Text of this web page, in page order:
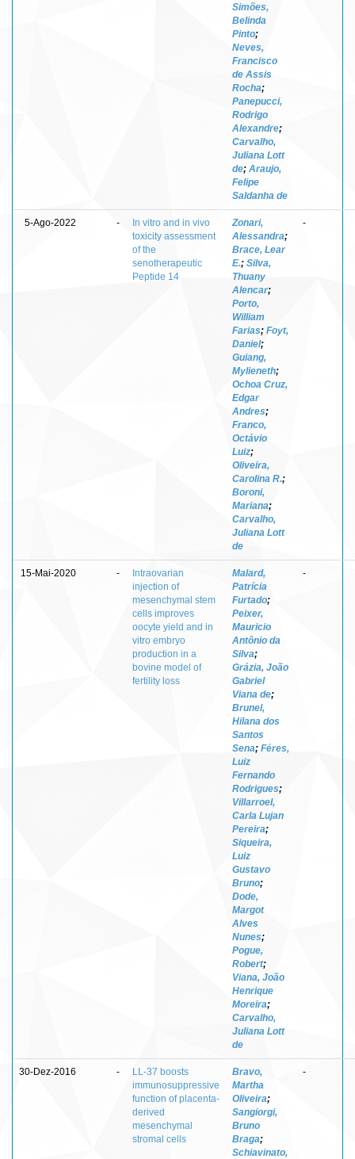
Simões,
Belinda
Pinto;
Neves,
Francisco
de Assis
Rocha;
Panepucci,
Rodrigo
Alexandre;
Carvalho,
Juliana Lott
de; Araujo,
Felipe
Saldanha de
5-Ago-2022 -
In vitro and in vivo
toxicity assessment
of the
senotherapeutic
Peptide 14
Zonari,
Alessandra;
Brace, Lear
E.; Silva,
Thuany
Alencar;
Porto,
William
Farias; Foyt,
Daniel;
Guiang,
Mylieneth;
Ochoa Cruz,
Edgar
Andres;
Franco,
Octávio
Luiz;
Oliveira,
Carolina R.;
Boroni,
Mariana;
Carvalho,
Juliana Lott
de
-
15-Mai-2020 -
Intraovarian
injection of
mesenchymal stem
cells improves
oocyte yield and in
vitro embryo
production in a
bovine model of
fertility loss
Malard,
Patrícia
Furtado;
Peixer,
Mauricio
Antônio da
Silva;
Grázia, João
Gabriel
Viana de;
Brunel,
Hilana dos
Santos
Sena; Féres,
Luiz
Fernando
Rodrigues;
Villarroel,
Carla Lujan
Pereira;
Siqueira,
Luiz
Gustavo
Bruno;
Dode,
Margot
Alves
Nunes;
Pogue,
Robert;
Viana, João
Henrique
Moreira;
Carvalho,
Juliana Lott
de
-
30-Dez-2016 -
LL-37 boosts
immunosuppressive
function of placenta-
derived
mesenchymal
stromal cells
Bravo,
Martha
Oliveira;
Sangiorgi,
Bruno
Braga;
Schiavinato,
-